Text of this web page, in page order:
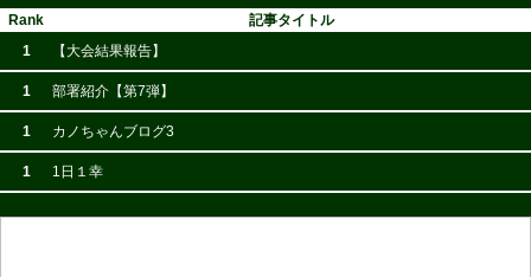
Rank
記事タイトル
1
【大会結果報告】
1 部署紹介【第7弾】
1 カノちゃんブログ3
1 1日１幸